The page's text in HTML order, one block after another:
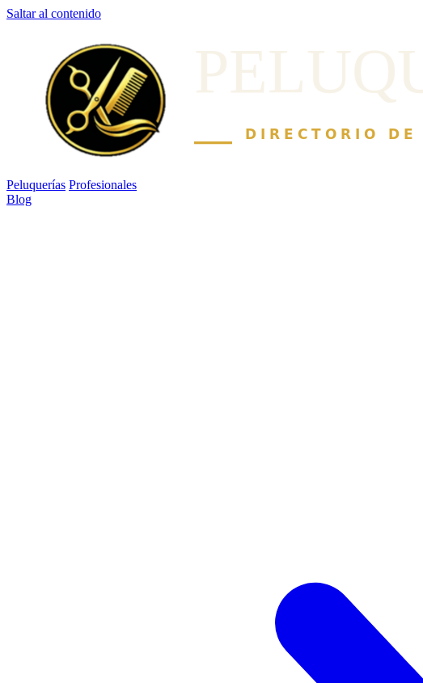
Saltar al contenido
Peluquerías Profesionales
Blog